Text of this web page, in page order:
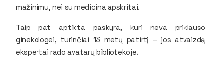
mažinimu, nei su medicina apskritai.
Taip pat aptikta paskyra, kuri neva priklauso
ginekologei, turinčiai 13 metų patirtį – jos atvaizdą
ekspertai rado avatarų bibliotekoje.